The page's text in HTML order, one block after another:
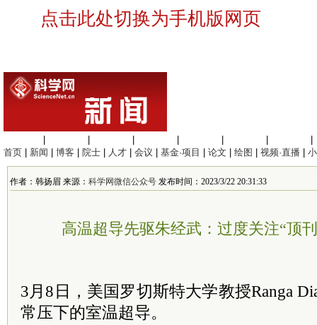
点击此处切换为手机版网页
首页
新闻 博客 院士 人才 会议 基金·项目 论文 绘图 视频·直播
作者：韩扬眉 来源： 科学网微信公众号 发布时间：2023/3/22 20:31:33
高温超导先驱朱经武：过度关注“顶
3月8日，美国罗切斯特大学教授Ranga
常压下的室温超导。